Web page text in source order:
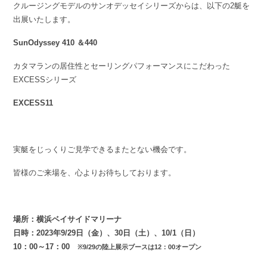
クルージングモデルのサンオデッセイシリーズからは、以下の2艇を
出展いたします。
SunOdyssey 410 ＆440
カタマランの居住性とセーリングパフォーマンスにこだわった
EXCESSシリーズ
EXCESS11
実艇をじっくりご見学できるまたとない機会です。
皆様のご来場を、心よりお待ちしております。
場所：横浜ベイサイドマリーナ
日時：2023年9/29日（金）、30日（土）、10/1（日）
10：00～17：00※9/29の陸上展示ブースは12：00オープン